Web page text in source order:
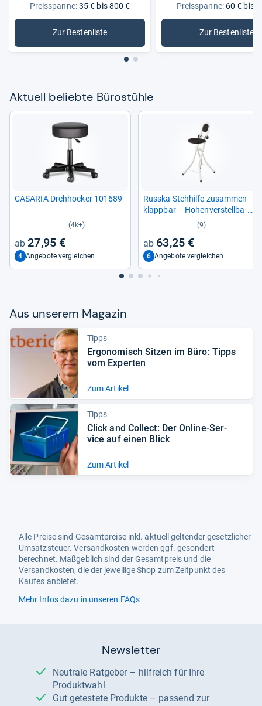
Preisspanne:35 € bis 800 €
Zur Bestenliste
: Bürostühle
Preisspanne:60 € bis
Zur Bestenliste
:
Aktu­ell beliebte Büro­stühle
CASA­RIA Dreh­ho­cker 101689
(4k+)
27,95 €
4 Angebote vergleichen
Russka Steh­hilfe zusam­men­
klapp­bar – Höhen­ver­stell­ba­
(9)
63,25 €
6 Angebote vergleichen
Aus unse­rem Maga­zin
Tipps
Ergo­no­misch Sit­zen im Büro: Tipps
vom Exper­ten
Zum Artikel
Tipps
Click and Col­lect: Der Online-​Ser­
vice auf einen Blick
Zum Artikel
Alle Preise sind Gesamtpreise inkl. aktuell geltender gesetzlicher
Umsatzsteuer. Versandkosten werden ggf. gesondert
berechnet. Maßgeblich sind der Gesamtpreis und die
Versandkosten, die der jeweilige Shop zum Zeitpunkt des
Kaufes anbietet.
Mehr Infos dazu in unseren FAQs
Newsletter
Neutrale Ratgeber – hilfreich für Ihre
Produktwahl
Gut getestete Produkte – passend zur